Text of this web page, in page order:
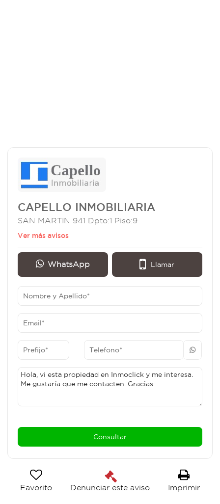
CAPELLO INMOBILIARIA
SAN MARTIN 941 Dpto:1 Piso:9
Ver más avisos
WhatsApp Llamar
Favorito Denunciar este aviso Imprimir